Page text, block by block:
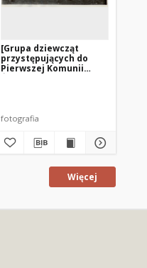
[Grupa dziewcząt
przystępujących do
Pierwszej Komunii
Mieście. 1]
fotografia
Więcej